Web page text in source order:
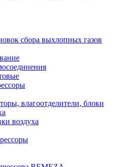
сбора выхлопных газов
влагоотделители, блоки
воздуха